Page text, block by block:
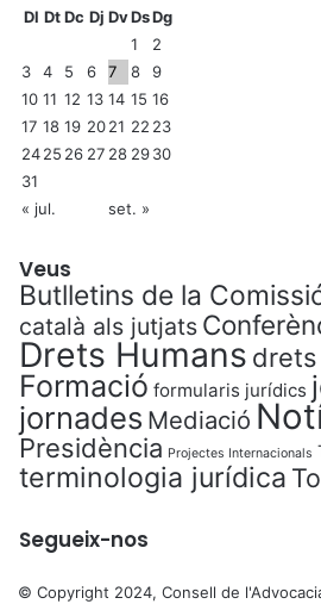
Dl DtDc Dj DvDsDg
1
2
3
4 5 6 7 8
9
10 11 12 13 14 15 16
17 18 19 2021 22 23
2425 26 27 28 2930
31
« jul.
set. »
Veus
Butlletins de la
català als jutjats
Drets Humans
Formació formularis jurídics
jornades Mediació
Presidència Projectes Internacionals
terminologia jurídica
Segueix-nos
© Copyright 2024, Consell de